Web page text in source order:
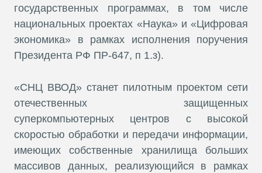
государственных программах, в том числе
национальных проектах «Наука» и «Цифровая
экономика» в рамках исполнения поручения
Президента РФ ПР-647, п 1.з).
«СНЦ ВВОД» станет пилотным проектом сети
отечественных защищенных
суперкомпьютерных центров с высокой
скоростью обработки и передачи информации,
имеющих собственные хранилища больших
массивов данных, реализующийся в рамках